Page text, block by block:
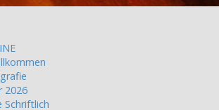
2026
Schriftlich